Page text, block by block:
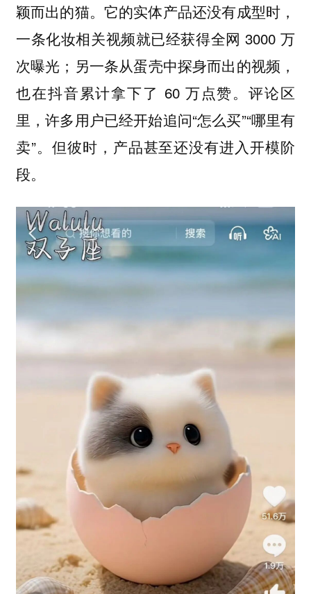
颖而出的猫。它的实体产品还没有成型时，
一条化妆相关视频就已经获得全网 3000 万
次曝光；另一条从蛋壳中探身而出的视频，
也在抖音累计拿下了 60 万点赞。评论区
里，许多用户已经开始追问“怎么买”“哪里有
卖”。但彼时，产品甚至还没有进入开模阶
段。